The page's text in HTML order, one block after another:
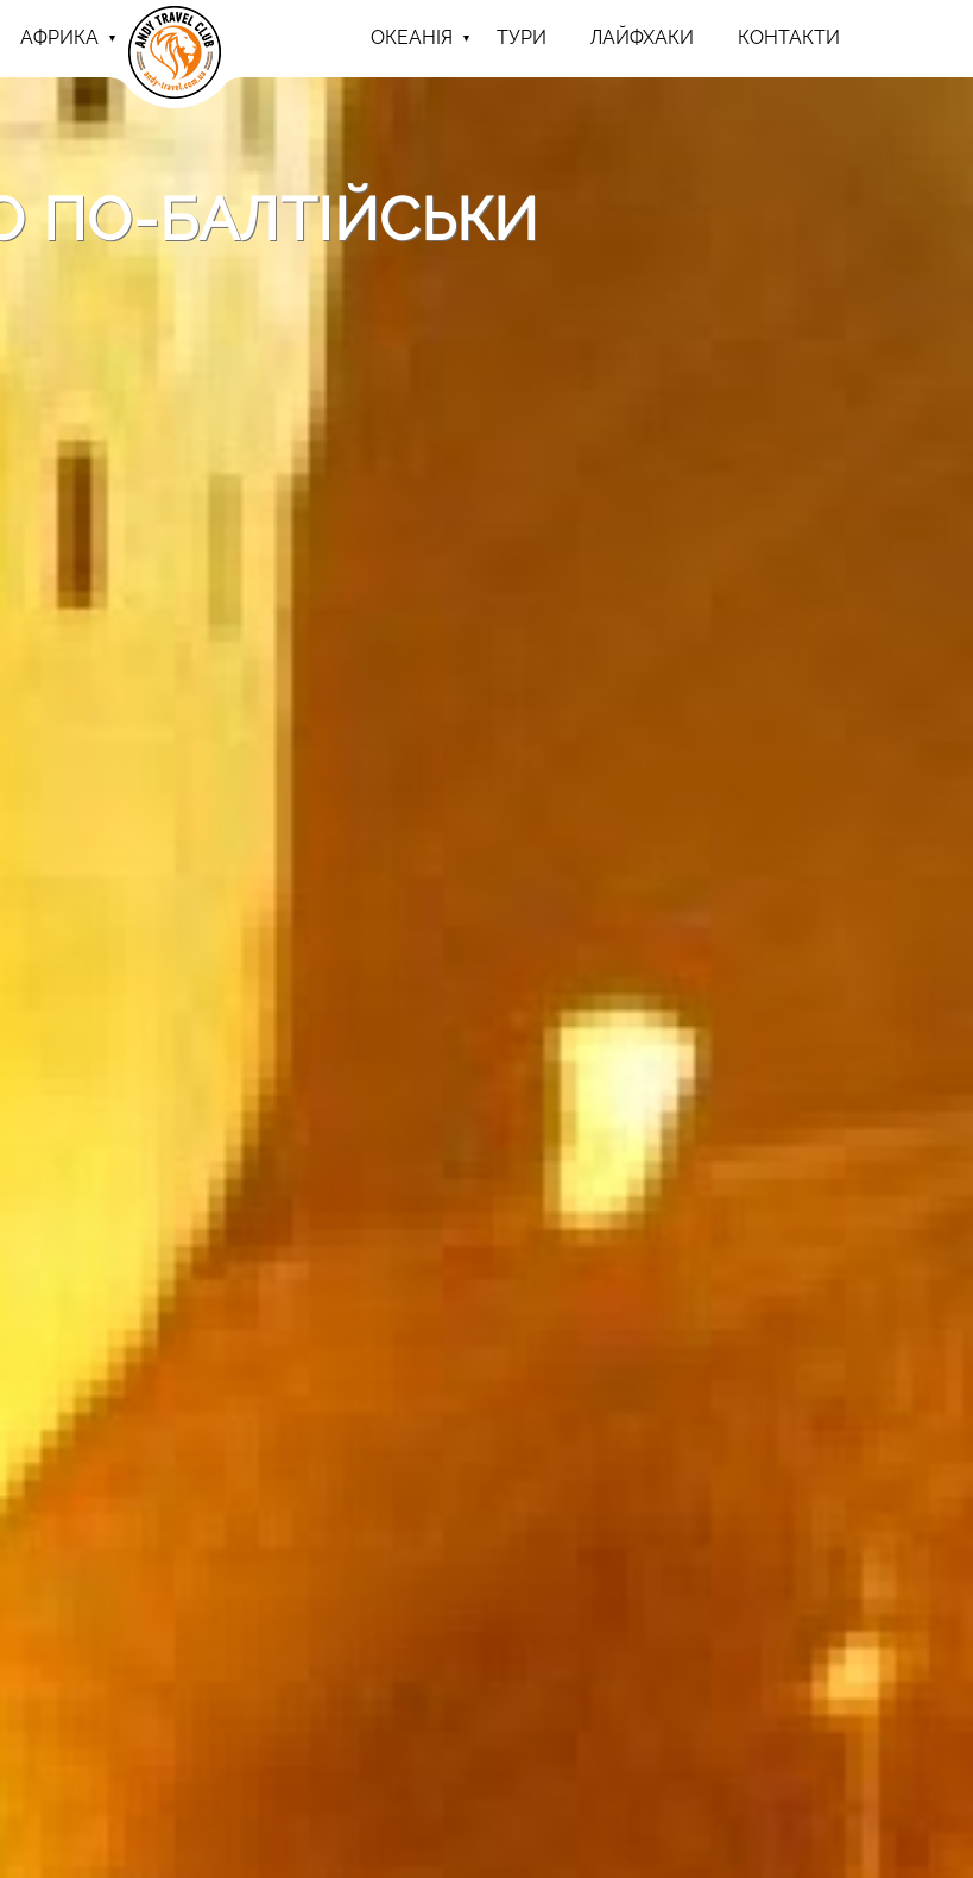
АФРИКА ОКЕАНІЯ ТУРИ ЛАЙФХАКИ КОНТАКТИ
ПО-БАЛТІЙСЬКИ